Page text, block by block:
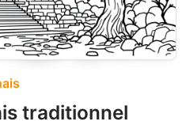
traditionnel